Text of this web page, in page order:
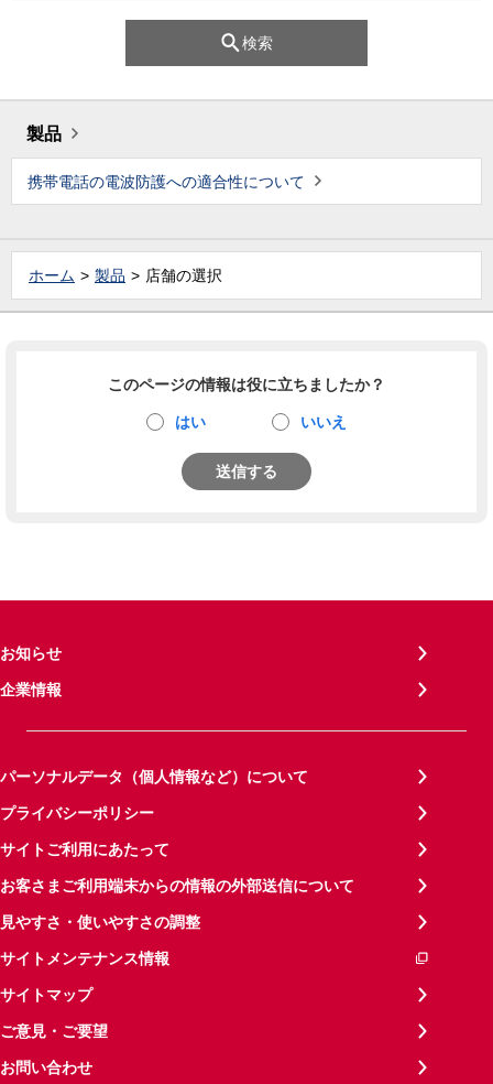
検索
製品
携帯電話の電波防護への適合性について
ホーム 製品 店舗の選択
このページの情報は役に立ちましたか？
はい いいえ
送信する
お知らせ
企業情報
パーソナルデータ（個人情報など）について
プライバシーポリシー
サイトご利用にあたって
お客さまご利用端末からの情報の外部送信について
見やすさ・使いやすさの調整
サイトメンテナンス情報
サイトマップ
ご意見・ご要望
お問い合わせ